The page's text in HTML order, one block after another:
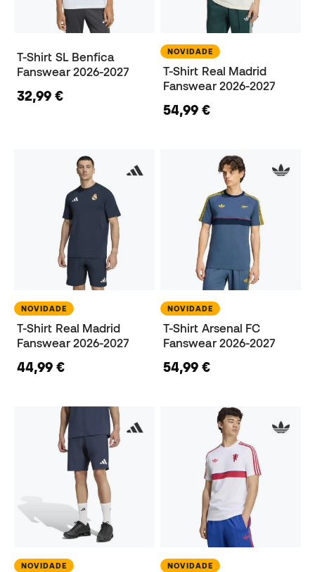
T-Shirt SL Benfica
Fanswear 2026-2027
32,99 €
NOVIDADE
T-Shirt Real Madrid
Fanswear 2026-2027
54,99 €
NOVIDADE
T-Shirt Real Madrid
Fanswear 2026-2027
44,99 €
NOVIDADE
T-Shirt Arsenal FC
Fanswear 2026-2027
54,99 €
NOVIDADE NOVIDADE